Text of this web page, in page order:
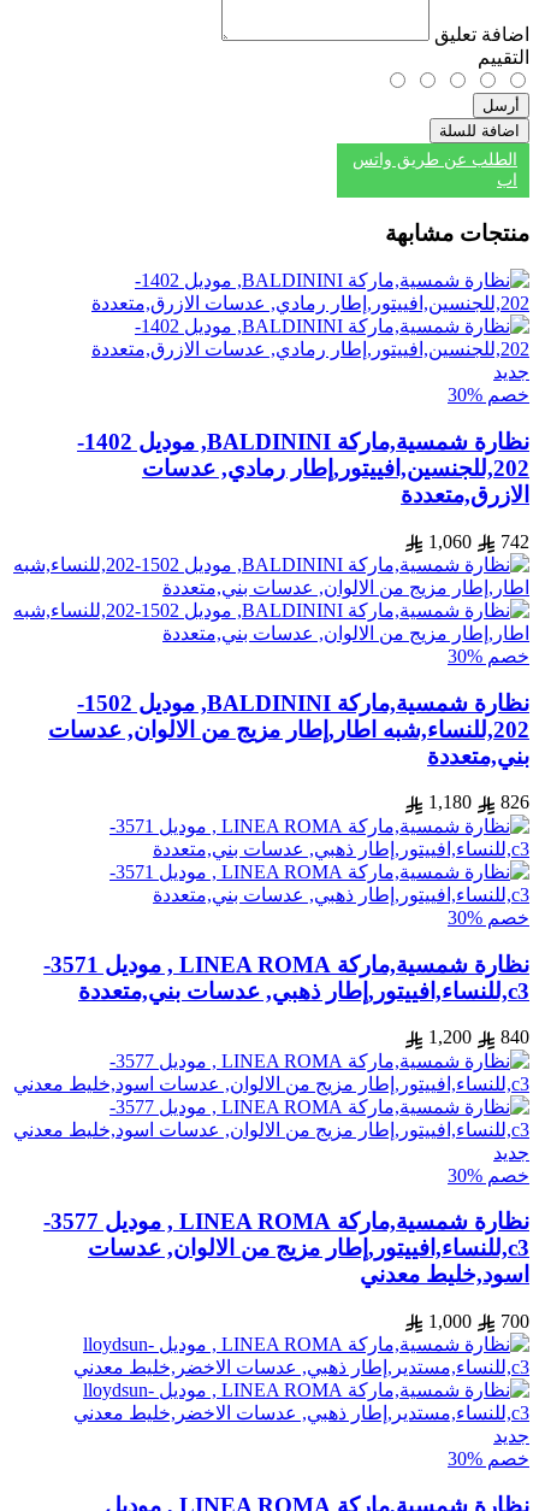
اضافة تعليق
التقييم
أرسل
اضافة للسلة
الطلب عن طريق واتس
اب
منتجات مشابهة
جديد
خصم %30
نظارة شمسية,ماركة BALDININI, موديل 1402-
202,للجنسين,افييتور,إطار رمادي, عدسات
الازرق,متعددة
742
1,060
خصم %30
نظارة شمسية,ماركة BALDININI, موديل 1502-
202,للنساء,شبه اطار,إطار مزيج من الالوان, عدسات
بني,متعددة
826
1,180
خصم %30
نظارة شمسية,ماركة LINEA ROMA , موديل 3571-
c3,للنساء,افييتور,إطار ذهبي, عدسات بني,متعددة
840
1,200
جديد
خصم %30
نظارة شمسية,ماركة LINEA ROMA , موديل 3577-
c3,للنساء,افييتور,إطار مزيج من الالوان, عدسات
اسود,خليط معدني
700
1,000
جديد
خصم %30
نظارة شمسية,ماركة LINEA ROMA , موديل